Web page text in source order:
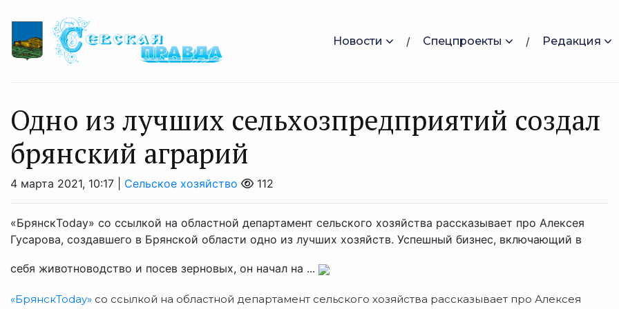
Новости Спецпроекты Редакция
Одно из лучших сельхозпредприятий создал
брянский аграрий
4 марта 2021, 10:17 | Сельское хозяйство 112
«БрянскToday» со ссылкой на областной департамент сельского хозяйства рассказывает про Алексея
Гусарова, создавшего в Брянской области одно из лучших хозяйств. Успешный бизнес, включающий в
себя животноводство и посев зерновых, он начал на ...
«БрянскToday» со ссылкой на областной департамент сельского хозяйства рассказывает про Алексея